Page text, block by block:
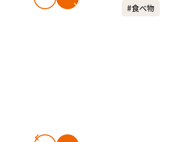
ィニュース
#食べ物